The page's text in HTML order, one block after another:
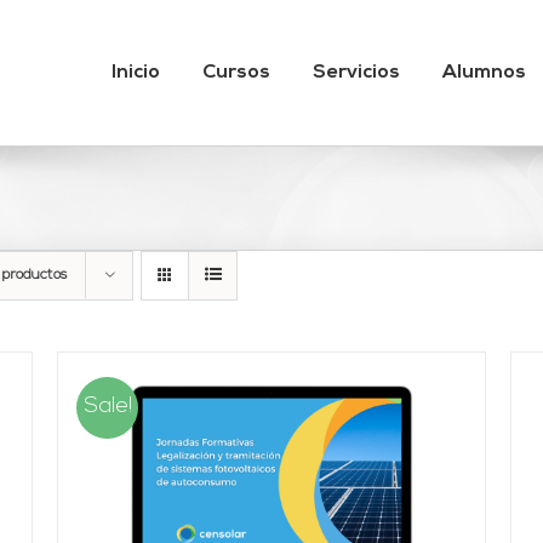
Inicio Cursos Servicios Alumnos
Sale!
AÑADIR AL CARRITO / DETALLES